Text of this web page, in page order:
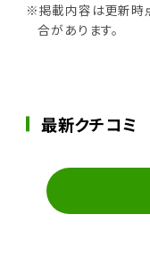
※掲載内容は更新時
合があります。
最新クチコミ